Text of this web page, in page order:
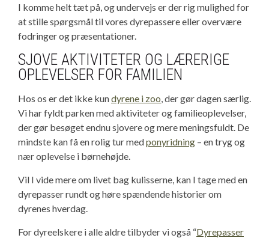
I komme helt tæt på, og undervejs er der rig mulighed for
at stille spørgsmål til vores dyrepassere eller overvære
fodringer og præsentationer.
SJOVE AKTIVITETER OG LÆRERIGE
OPLEVELSER FOR FAMILIEN
Hos os er det ikke kundyrene i zoo, der gør dagen særlig.
Vi har fyldt parken med aktiviteter og familieoplevelser,
der gør besøget endnu sjovere og mere meningsfuldt. De
mindste kan få en rolig tur medponyridning – en tryg og
nær oplevelse i børnehøjde.
Vil I vide mere om livet bag kulisserne, kan I tage med en
dyrepasser rundt og høre spændende historier om
dyrenes hverdag.
For dyreelskere i alle aldre tilbyder vi også “Dyrepasser